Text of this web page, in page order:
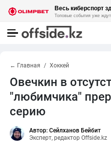
← Главная Хоккей
Овечкин в
"любимчика"
серию
Автор: Сейлханов Бейбит
Эксперт, редактор Offside.kz